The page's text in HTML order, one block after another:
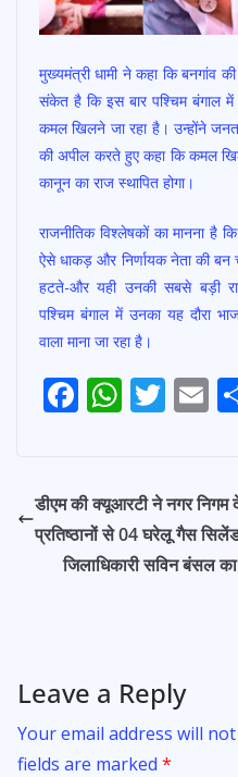
मुख्यमंत्री धामी ने कहा कि बनगांव
संकेत है कि इस बार पश्चिम बंगाल में
कमल खिलने जा रहा है। उन्होंने
की अपील करते हुए कहा कि कमल
कानून का राज स्थापित होगा।
राजनीतिक विश्लेषकों का मानना है
ऐसे धाकड़ और निर्णायक नेता की
हटते-और यही उनकी सबसे बड़ी
पश्चिम बंगाल में उनका यह दौरा
वाला माना जा रहा है।
Post
F
b
o
o
W
s
A
p
T
er
E
l
डीएम की क्यूआरटी ने नगर निगम
प्रतिष्ठानों से 04 घरेलू गैस
जिलाधिकारी सविन बंसल
Leave a Reply
Your email address will
fields are marked *